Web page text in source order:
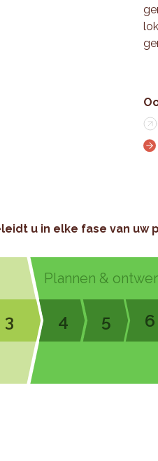
u in elke fase van uw
3
Plannen &
4 5 6